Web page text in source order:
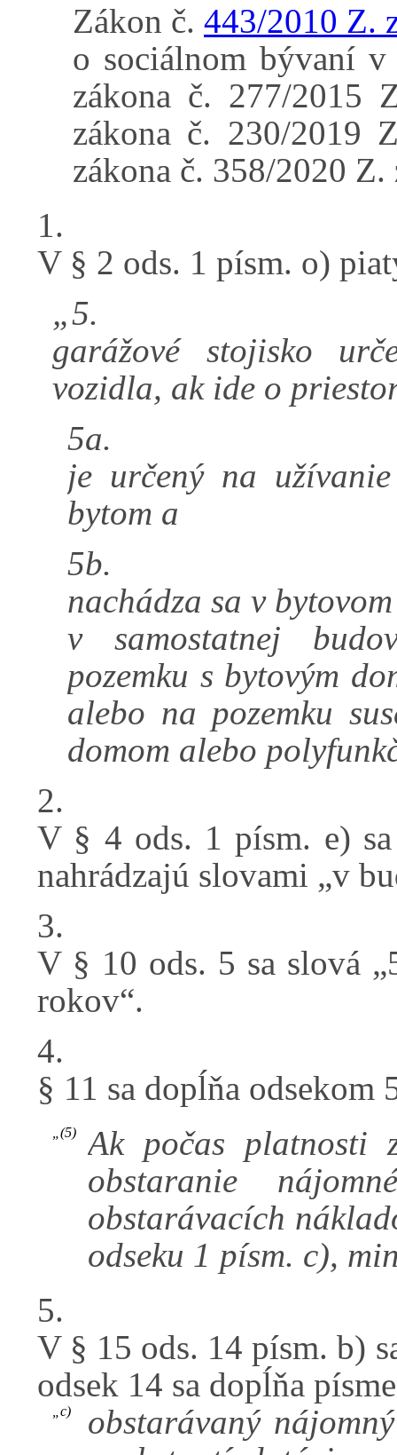
Zákon č. 443/2010 Z.
o sociálnom bývaní
zákona č. 277/2015
zákona č. 230/2019
zákona č. 358/2020
1.
V § 2 ods. 1 písm. o)
„5.
garážové stojisko
vozidla, ak ide o
5a.
je určený na
bytom a
5b.
nachádza sa v
v samostatnej
pozemku s bytovým
alebo na pozemku
domom alebo
2.
V § 4 ods. 1 písm. e)
nahrádzajú slovami „v
3.
V § 10 ods. 5 sa slová
rokov“.
4.
§ 11 sa dopĺňa odsekom
„(5)
Ak počas platnosti
obstaranie
obstarávacích
odseku 1 písm. c),
5.
V § 15 ods. 14 písm. b)
odsek 14 sa dopĺňa
„c)
obstarávaný